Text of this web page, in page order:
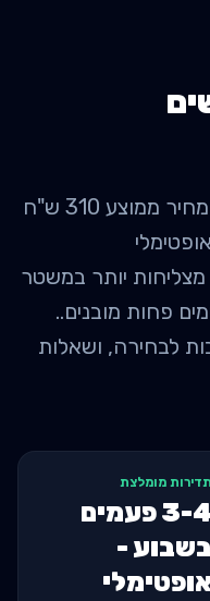
מאמנת אישית לנשים במודיעין: מחיר ממוצע 310 ש"ח
- אופטימלי
יותר במשטר
3 ימים אינטנסיביים ממך 5 ימים פחות מובנים..
לבחירה, ושאלות
תדירות מומלצת
3-4 פעמים
בשבוע -